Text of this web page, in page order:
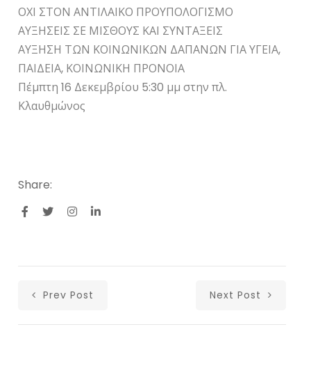
ΟΧΙ ΣΤΟΝ ΑΝΤΙΛΑΙΚΟ ΠΡΟΥΠΟΛΟΓΙΣΜΟ
ΑΥΞΗΣΕΙΣ ΣΕ ΜΙΣΘΟΥΣ ΚΑΙ ΣΥΝΤΑΞΕΙΣ
ΑΥΞΗΣΗ ΤΩΝ ΚΟΙΝΩΝΙΚΩΝ ΔΑΠΑΝΩΝ ΓΙΑ ΥΓΕΙΑ,
ΠΑΙΔΕΙΑ, ΚΟΙΝΩΝΙΚΗ ΠΡΟΝΟΙΑ
Πέμπτη 16 Δεκεμβρίου 5:30 μμ στην πλ.
Κλαυθμώνος
Share:
Prev Post Next Post